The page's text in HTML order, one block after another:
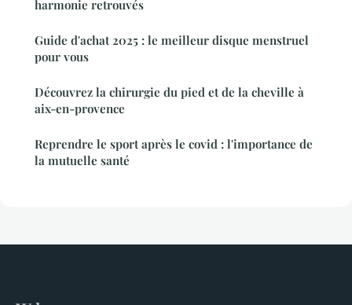
harmonie retrouvés
Guide d'achat 2025 : le meilleur disque menstruel
pour vous
Découvrez la chirurgie du pied et de la cheville à
aix-en-provence
Reprendre le sport après le covid : l'importance de
la mutuelle santé